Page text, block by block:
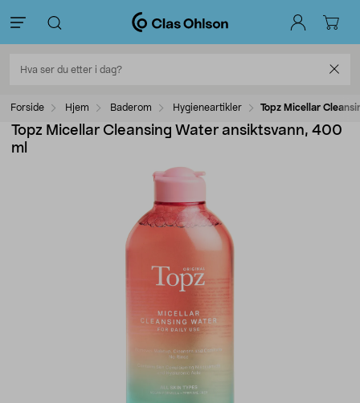
Forside Hjem Baderom Hygieneartikler Topz Micellar
Topz Micellar Cleansing Water ansiktsvann, 400
ml